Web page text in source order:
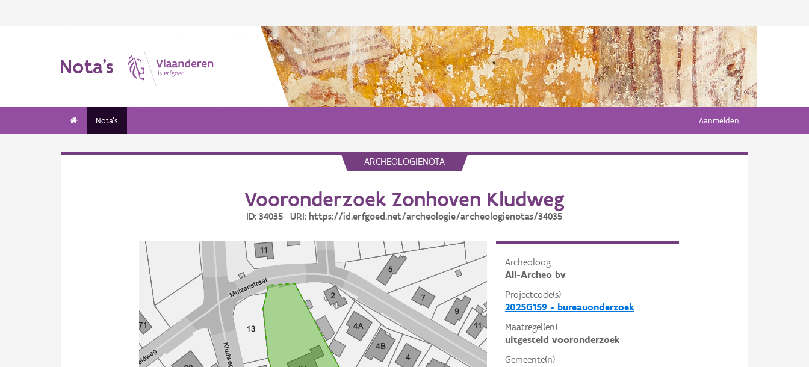
Nota's
Nota's Aanmelden
ARCHEOLOGIENOTA
Vooronderzoek Zonhoven Kludweg
ID: 34035 URI: https://id.erfgoed.net/archeologie/archeologienotas/34035
Archeoloog
All-Archeo bv
Projectcode(s)
2025G159 - bureauonderzoek
Maatregel(en)
uitgesteld vooronderzoek
Gemeente(n)